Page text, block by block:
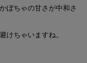
ぼちゃの甘さが中和さ
けちゃいますね。